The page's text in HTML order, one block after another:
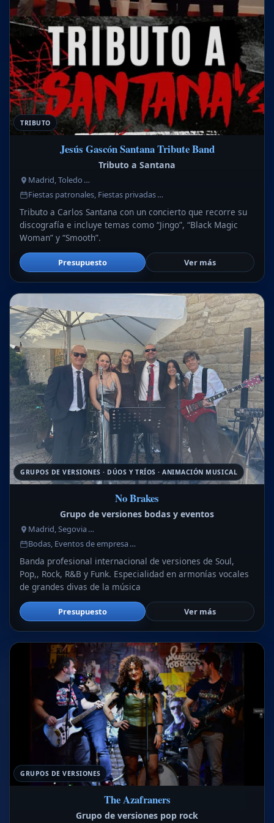
TRIBUTO
Jesús Gascón Santana Tribute Band
Tributo a Santana
Madrid, Toledo …
Fiestas patronales, Fiestas privadas …
Tributo a Carlos Santana con un concierto que recorre su
discografía e incluye temas como “Jingo”, “Black Magic
Woman” y “Smooth”.
Presupuesto Ver más
GRUPOS DE VERSIONES · DÚOS Y TRÍOS · ANIMACIÓN MUSICAL
No Brakes
Grupo de versiones bodas y eventos
Madrid, Segovia …
Bodas, Eventos de empresa …
Banda profesional internacional de versiones de Soul,
Pop,, Rock, R&B y Funk. Especialidad en armonías vocales
de grandes divas de la música
Presupuesto Ver más
GRUPOS DE VERSIONES
The Azafraners
Grupo de versiones pop rock